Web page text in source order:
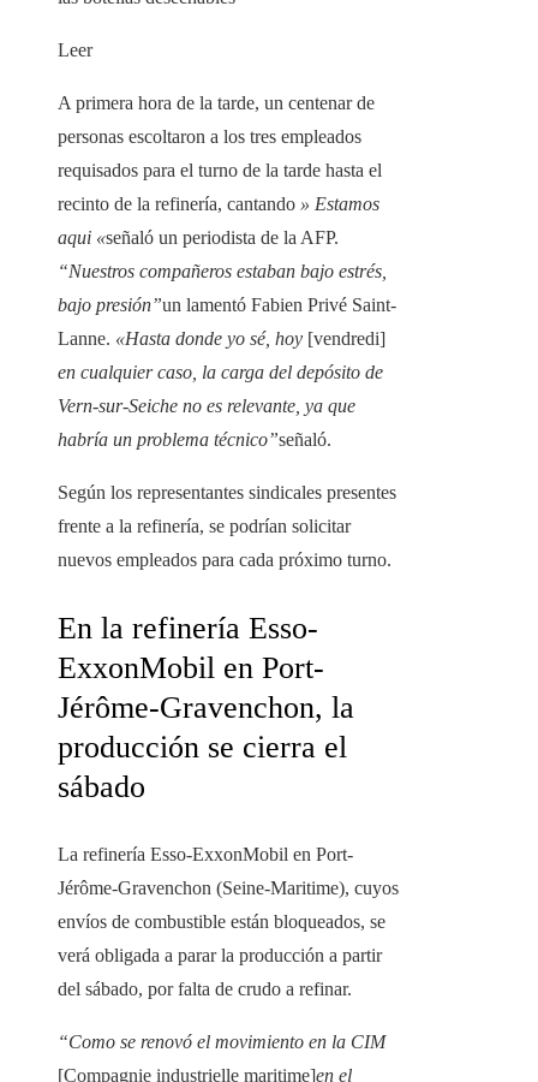
Leer
A primera hora de la tarde, un centenar de
personas escoltaron a los tres empleados
requisados ​​para el turno de la tarde hasta el
recinto de la refinería, cantando » Estamos
aqui «señaló un periodista de la AFP.
“Nuestros compañeros estaban bajo estrés,
bajo presión”un lamentó Fabien Privé Saint-
Lanne. «Hasta donde yo sé, hoy [vendredi]
en cualquier caso, la carga del depósito de
Vern-sur-Seiche no es relevante, ya que
habría un problema técnico”señaló.
Según los representantes sindicales presentes
frente a la refinería, se podrían solicitar
nuevos empleados para cada próximo turno.
En la refinería Esso-
ExxonMobil en Port-
Jérôme-Gravenchon, la
producción se cierra el
sábado
La refinería Esso-ExxonMobil en Port-
Jérôme-Gravenchon (Seine-Maritime), cuyos
envíos de combustible están bloqueados, se
verá obligada a parar la producción a partir
del sábado, por falta de crudo a refinar.
“Como se renovó el movimiento en la CIM
[Compagnie industrielle maritime]en el